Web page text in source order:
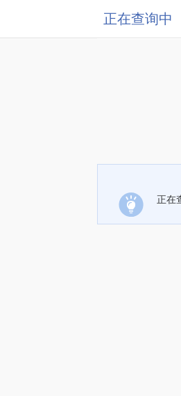
正在查询中
正在